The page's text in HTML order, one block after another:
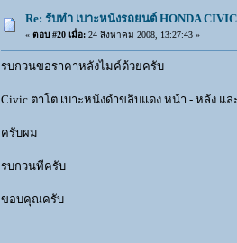
Re: รับทำ เบาะหนังรถยนต์ HONDA
« ตอบ #20 เมื่อ:24 สิงหาคม 2008, 13:27:43 »
รบกวนขอราคาหลังไมค์ด้วยครับ
Civic ตาโต เบาะหนังดำขลิบแดง หน้า - หลัง แล
ครับผม
รบกวนทีครับ
ขอบคุณครับ